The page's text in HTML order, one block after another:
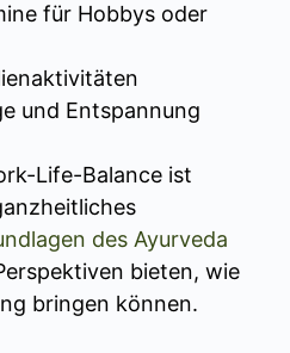
für Hobbys oder
und Entspannung
Life-Balance ist
des Ayurveda
bieten, wie
bringen können.